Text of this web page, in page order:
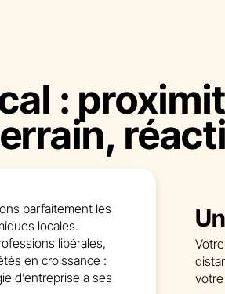
:
parfaitement les
locales.
libérales,
en croissance :
d’entreprise a ses